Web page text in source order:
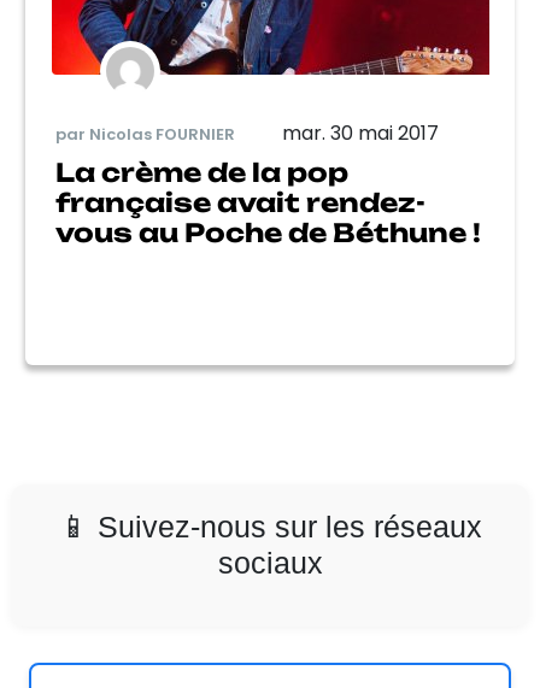
par Nicolas FOURNIER mar. 30 mai 2017
La crème de la pop
française avait rendez-
vous au Poche de Béthune !
📱 Suivez-nous sur les réseaux
sociaux